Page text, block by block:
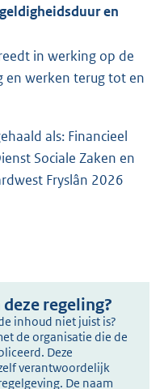
en
in werking op de
en werken terug tot en
als: Financieel
Sociale Zaken en
Fryslân 2026
regeling?
inhoud niet juist is?
de organisatie die de
Deze
verantwoordelijk
De naam